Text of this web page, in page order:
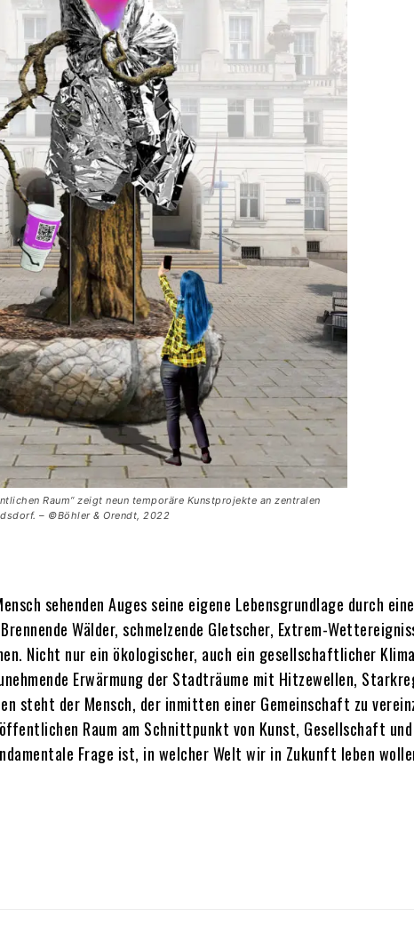
Raum“ zeigt neun temporäre Kunstprojekte an zentralen
– ©Böhler & Orendt, 2022
sehenden Auges seine eigene Lebensgrundlage durch
Wälder, schmelzende Gletscher, Extrem-
Nicht nur ein ökologischer, auch ein gesellschaftlicher
Erwärmung der Stadträume mit Hitzewellen,
steht der Mensch, der inmitten einer Gemeinschaft zu
Raum am Schnittpunkt von Kunst, Gesellschaft
Frage ist, in welcher Welt wir in Zukunft leben